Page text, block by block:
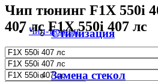
Чип-тюнинг
Диностенд
Стилизация
Замена стекол
Чип тюнинг F1X 550i
407 лс F1X 550i 407 лс